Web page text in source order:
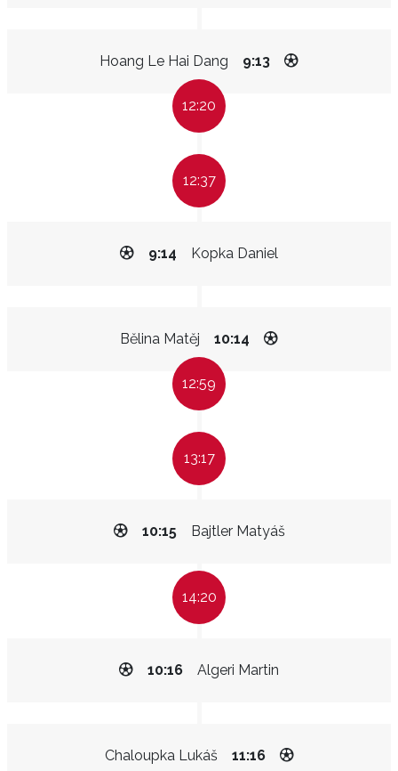
Hoang Le Hai Dang 9:13
12:20
12:37
Kopka Daniel
9:14
Bělina Matěj 10:14
12:59
13:17
Bajtler Matyáš
10:15
14:20
Algeri Martin
10:16
Chaloupka Lukáš 11:16